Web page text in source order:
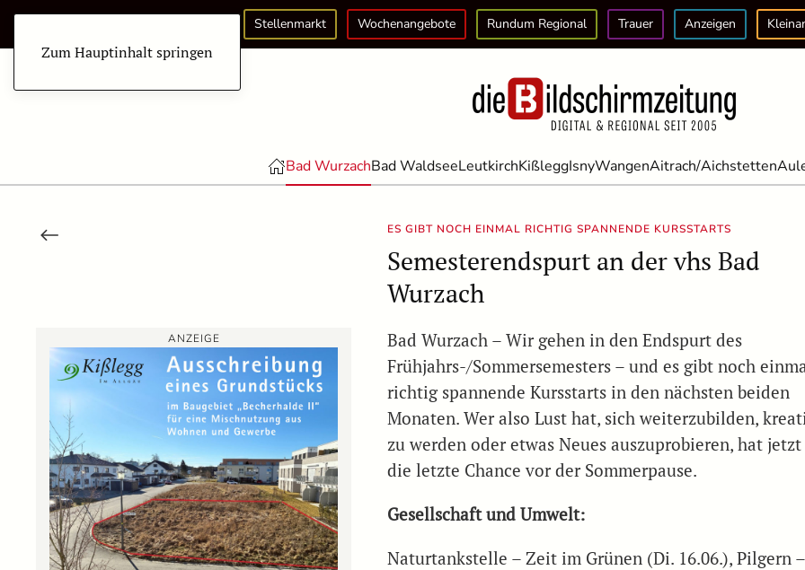
Zum Hauptinhalt springen
Stellenmarkt Wochenangebote Rundum Regional Trauer Anzeigen
Bad WurzachBad WaldseeLeutkirchKißleggIsnyWangenAitrach/Aichstetten
ES GIBT NOCH EINMAL RICHTIG SPANNENDE KURSSTARTS
Semesterendspurt an der vhs Bad
Wurzach
ANZEIGE
Bad Wurzach – Wir gehen in den Endspurt des
Frühjahrs-/Sommersemesters – und es gibt noch
richtig spannende Kursstarts in den nächsten beiden
Monaten. Wer also Lust hat, sich weiterzubilden,
zu werden oder etwas Neues auszuprobieren, hat jetzt
die letzte Chance vor der Sommerpause.
Gesellschaft und Umwelt:
Naturtankstelle – Zeit im Grünen (Di. 16.06.), Pilgern –